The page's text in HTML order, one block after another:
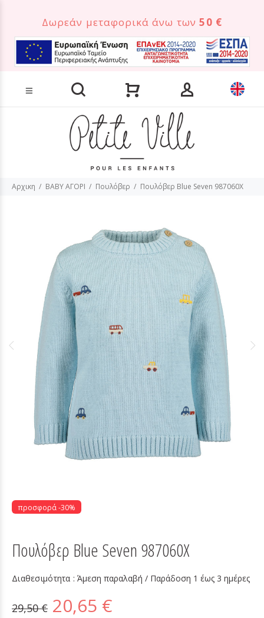
Δωρεάν μεταφορικά άνω των50 €
Αρχικη BABY ΑΓΟΡΙ Πουλόβερ Πουλόβερ Blue Seven 987060X
προσφορά -30%
Πουλόβερ Blue Seven 987060X
Διαθεσιμότητα :Άμεση παραλαβή / Παράδoση 1 έως 3 ημέρες
29,50 € 20,65 €